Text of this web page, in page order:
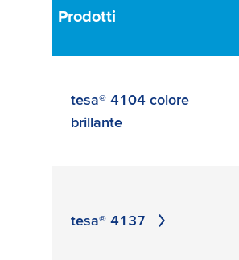
film di PET
film di PP
PETP
APPLICA
Prodotti
Prodotti
tesa® 4104 colore
brillante
tesa® 4137